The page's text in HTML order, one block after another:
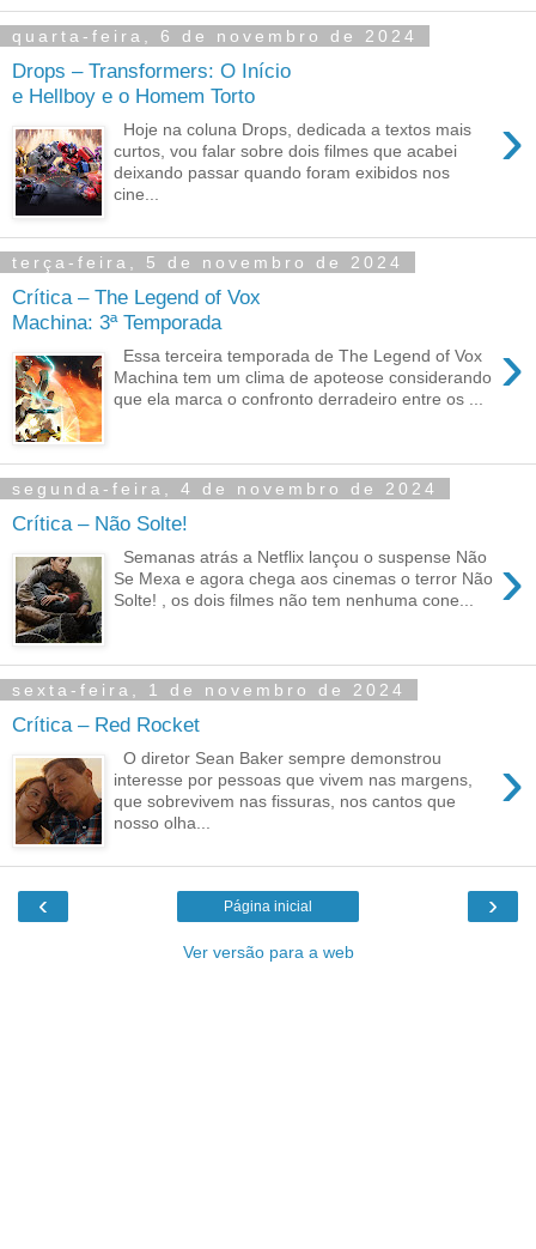
quarta-feira, 6 de novembro de 2024
Drops – Transformers: O Início
e Hellboy e o Homem Torto
›
Hoje na coluna Drops, dedicada a textos mais
curtos, vou falar sobre dois filmes que acabei
deixando passar quando foram exibidos nos
cine...
terça-feira, 5 de novembro de 2024
Crítica – The Legend of Vox
Machina: 3ª Temporada
›
Essa terceira temporada de The Legend of Vox
Machina tem um clima de apoteose considerando
que ela marca o confronto derradeiro entre os ...
segunda-feira, 4 de novembro de 2024
Crítica – Não Solte!
›
Semanas atrás a Netflix lançou o suspense Não
Se Mexa e agora chega aos cinemas o terror Não
Solte! , os dois filmes não tem nenhuma cone...
sexta-feira, 1 de novembro de 2024
Crítica – Red Rocket
›
O diretor Sean Baker sempre demonstrou
interesse por pessoas que vivem nas margens,
que sobrevivem nas fissuras, nos cantos que
nosso olha...
‹ ›
Página inicial
Ver versão para a web